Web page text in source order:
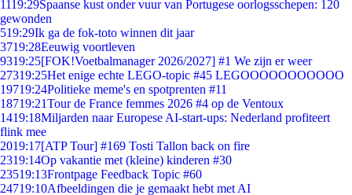
1119:29Spaanse kust onder vuur van Portugese oorlogsschepen: 120
gewonden
519:29Ik ga de fok-toto winnen dit jaar
3719:28Eeuwig voortleven
9319:25[FOK!Voetbalmanager 2026/2027] #1 We zijn er weer
27319:25Het enige echte LEGO-topic #45 LEGOOOOOOOOOOO
19719:24Politieke meme's en spotprenten #11
18719:21Tour de France femmes 2026 #4 op de Ventoux
1419:18Miljarden naar Europese AI-start-ups: Nederland profiteert
flink mee
2019:17[ATP Tour] #169 Tosti Tallon back on fire
2319:14Op vakantie met (kleine) kinderen #30
23519:13Frontpage Feedback Topic #60
24719:10Afbeeldingen die je gemaakt hebt met AI